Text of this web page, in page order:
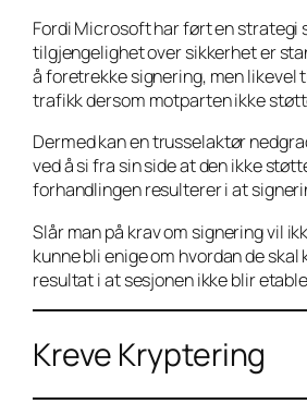
Fordi Microsoft har ført en strategi
tilgjengelighet over sikkerhet er
å foretrekke signering, men likevel
trafikk dersom motparten ikke
Dermed kan en trusselaktør
ved å si fra sin side at den ikke
forhandlingen resulterer i at
Slår man på krav om signering vil
kunne bli enige om hvordan de
resultat i at sesjonen ikke blir
Kreve Kryptering